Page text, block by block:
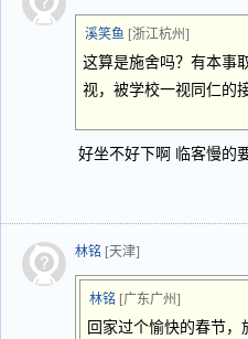
溪笑鱼 [浙江杭州]
这算是施舍吗？有本事
视，被学校一视同仁的
好坐不好下啊 临客慢的
林铭 [天津]
林铭 [广东广州]
回家过个愉快的春节，